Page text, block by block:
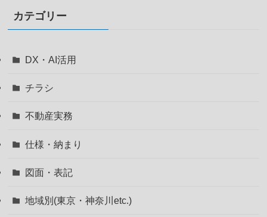
カテゴリー
DX・AI活用
チラシ
不動産実務
仕様・納まり
図面・表記
地域別(東京・神奈川etc.)